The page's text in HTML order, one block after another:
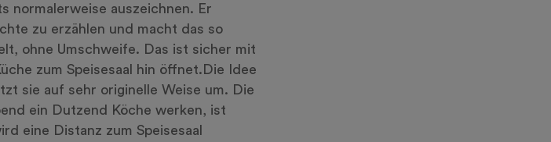
normalerweise auszeichnen. Er
zu erzählen und macht das so
ohne Umschweife. Das ist sicher mit
zum Speisesaal hin öffnet.Die Idee
sie auf sehr originelle Weise um. Die
ein Dutzend Köche werken, ist
eine Distanz zum Speisesaal